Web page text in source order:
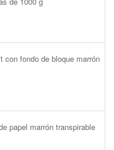
con fondo de bloque marrón
papel marrón transpirable